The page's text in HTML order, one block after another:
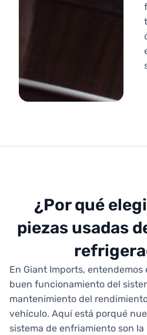
¿Por qué
piezas usadas
En Giant Imports,
buen funcionamiento del
mantenimiento del
vehículo. Aquí está porqué
sistema de enfriamiento son